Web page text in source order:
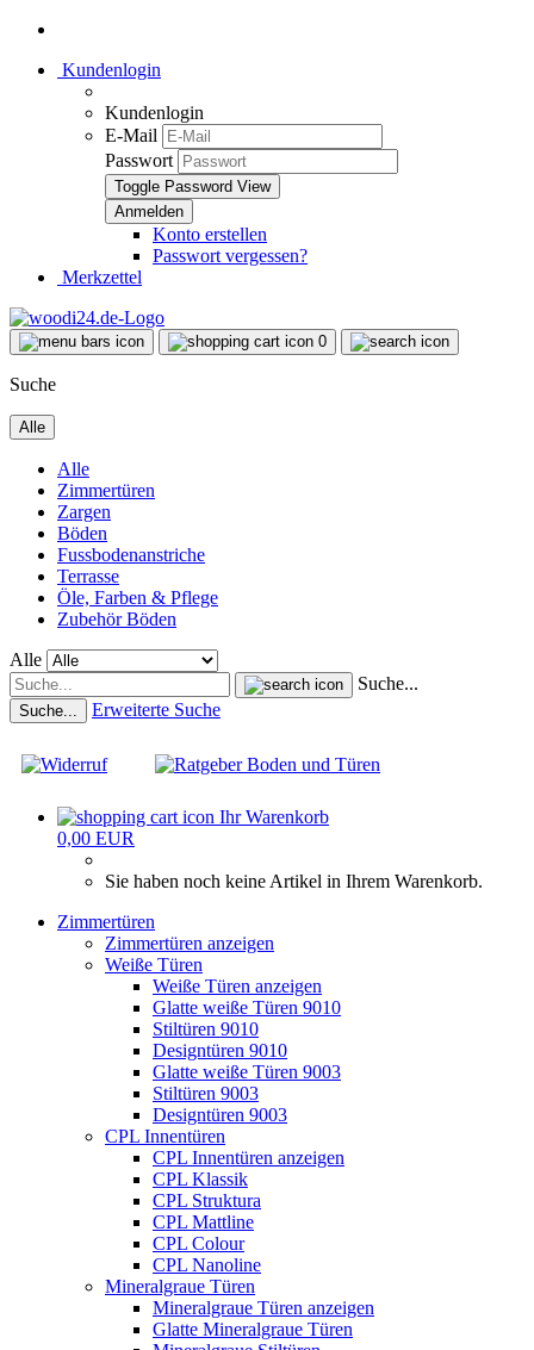
Kundenlogin
Kundenlogin
E-Mail
Passwort
Toggle Password View
Konto erstellen
Passwort vergessen?
Merkzettel
0
Suche
Alle
Alle
Zimmertüren
Zargen
Böden
Fussbodenanstriche
Terrasse
Öle, Farben & Pflege
Zubehör Böden
Alle
Suche...
Suche... Erweiterte Suche
Ihr Warenkorb
0,00 EUR
Sie haben noch keine Artikel in Ihrem Warenkorb.
Zimmertüren
Zimmertüren anzeigen
Weiße Türen
Weiße Türen anzeigen
Glatte weiße Türen 9010
Stiltüren 9010
Designtüren 9010
Glatte weiße Türen 9003
Stiltüren 9003
Designtüren 9003
CPL Innentüren
CPL Innentüren anzeigen
CPL Klassik
CPL Struktura
CPL Mattline
CPL Colour
CPL Nanoline
Mineralgraue Türen
Mineralgraue Türen anzeigen
Glatte Mineralgraue Türen